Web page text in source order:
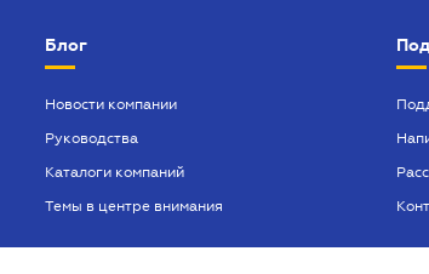
ПРОФ
Блог
Новости компании
Руководства
Каталоги компаний
Темы в центре внимания